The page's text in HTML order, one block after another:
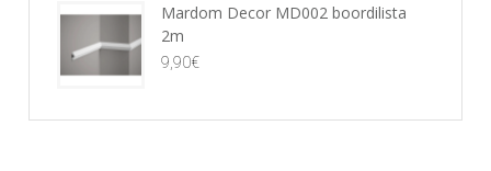
Mardom Decor MD002 boordilista
2m
9,90€